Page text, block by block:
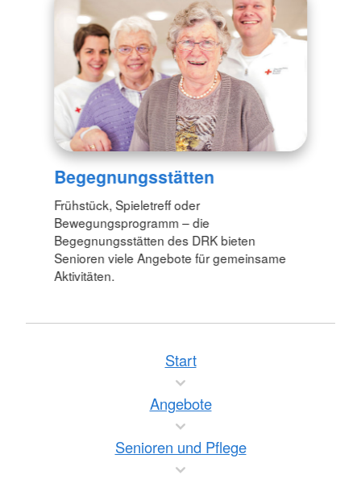
Begegnungsstätten
Frühstück, Spieletreff oder
Bewegungsprogramm – die
Begegnungsstätten des DRK bieten
Senioren viele Angebote für gemeinsame
Aktivitäten.
Start
Angebote
Senioren und Pflege